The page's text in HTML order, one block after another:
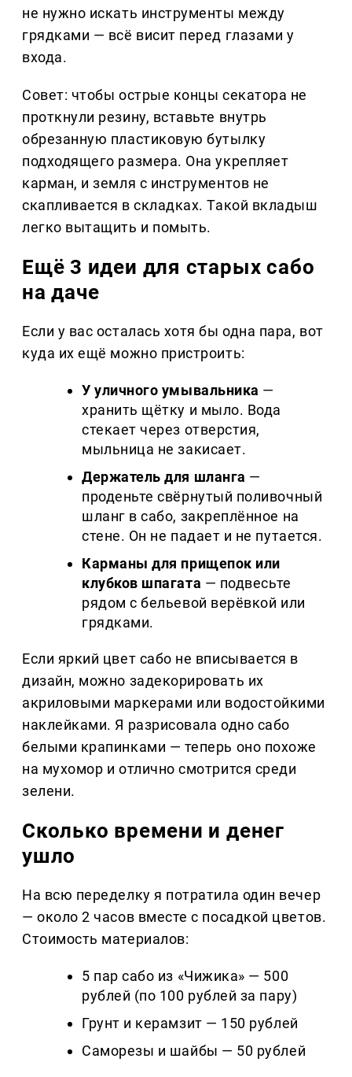
не нужно искать инструменты между
грядками — всё висит перед глазами у
входа.
Совет: чтобы острые концы секатора не
проткнули резину, вставьте внутрь
обрезанную пластиковую бутылку
подходящего размера. Она укрепляет
карман, и земля с инструментов не
скапливается в складках. Такой вкладыш
легко вытащить и помыть.
Ещё 3 идеи для старых сабо
на даче
Если у вас осталась хотя бы одна пара, вот
куда их ещё можно пристроить:
У уличного умывальника —
хранить щётку и мыло. Вода
стекает через отверстия,
мыльница не закисает.
Держатель для шланга —
проденьте свёрнутый поливочный
шланг в сабо, закреплённое на
стене. Он не падает и не путается.
Карманы для прищепок или
клубков шпагата — подвесьте
рядом с бельевой верёвкой или
грядками.
Если яркий цвет сабо не вписывается в
дизайн, можно задекорировать их
акриловыми маркерами или водостойкими
наклейками. Я разрисовала одно сабо
белыми крапинками — теперь оно похоже
на мухомор и отлично смотрится среди
зелени.
Сколько времени и денег
ушло
На всю переделку я потратила один вечер
— около 2 часов вместе с посадкой цветов.
Стоимость материалов:
5 пар сабо из «Чижика» — 500
рублей (по 100 рублей за пару)
Грунт и керамзит — 150 рублей
Саморезы и шайбы — 50 рублей